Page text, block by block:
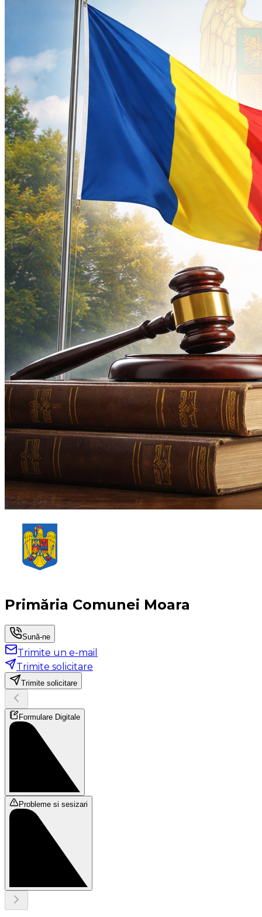
Primăria Comunei Moara
Sună-ne
Trimite un e-mail
Trimite solicitare
Trimite solicitare
Formulare Digitale
Probleme si sesizari